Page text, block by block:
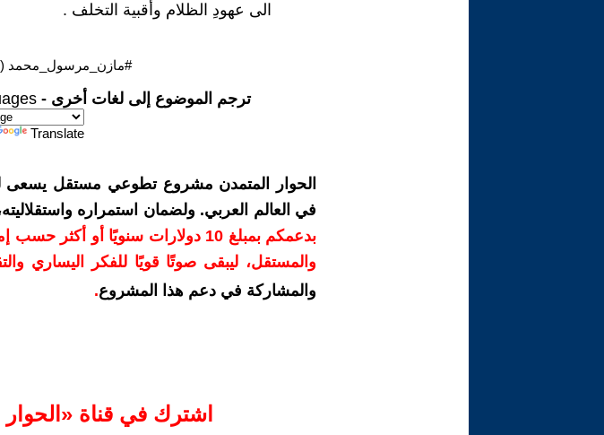
الى عهودِ الظلام وأقبية التخلف .
#مازن_مرسول_محمد
ترجم الموضوع إلى لغات أخرى -
Translate
الحوار المتمدن مشروع تطوعي مستقل يسعى
في العالم العربي. ولضمان استمراره
بدعمكم بمبلغ 10 دولارات سنويًا أو
والمستقل، ليبقى صوتًا قويًا للفكر اليساري
والمشاركة في دعم هذا المشروع.
اشترك في قناة